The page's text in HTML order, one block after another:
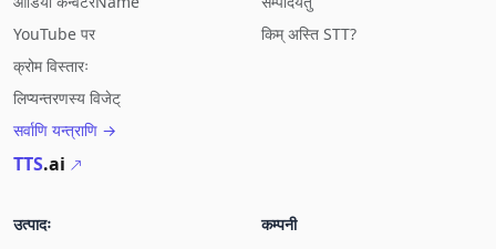
YouTube पर
क्रोम विस्तारः
लिप्यन्तरणस्य विजेट्
सर्वाणि यन्त्राणि →
TTS.ai
किम् अस्ति STT?
उत्पादः
कम्पनी